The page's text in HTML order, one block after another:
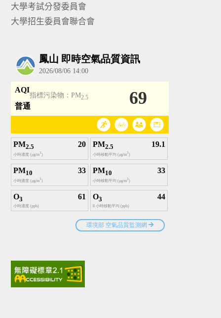
大學考試分發委員會
大學招生委員會聯合會